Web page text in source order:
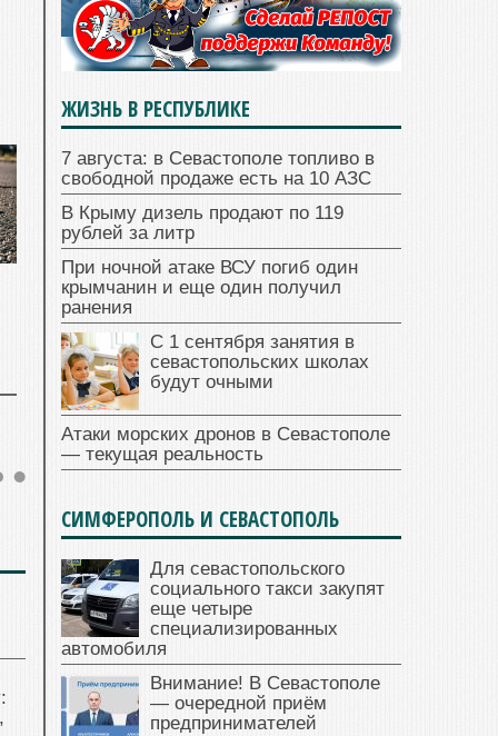
ЖИЗНЬ В РЕСПУБЛИКЕ
7 августа: в Севастополе топливо в
свободной продаже есть на 10 АЗС
В Крыму дизель продают по 119
рублей за литр
При ночной атаке ВСУ погиб один
крымчанин и еще один получил
ранения
С 1 сентября занятия в
севастопольских школах
будут очными
Атаки морских дронов в Севастополе
— текущая реальность
СИМФЕРОПОЛЬ И СЕВАСТОПОЛЬ
Для севастопольского
социального такси закупят
еще четыре
специализированных
автомобиля
Внимание! В Севастополе
— очередной приём
предпринимателей